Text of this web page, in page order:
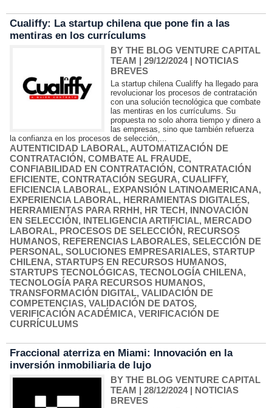
Cualiffy: La startup chilena que pone fin a las
mentiras en los currículums
BY THE BLOG VENTURE CAPITAL
TEAM | 29/12/2024| NOTICIAS
BREVES
La startup chilena Cualiffy ha llegado para
revolucionar los procesos de contratación
con una solución tecnológica que combate
las mentiras en los currículums. Su
propuesta no solo ahorra tiempo y dinero a
las empresas, sino que también refuerza
la confianza en los procesos de selección,...
AUTENTICIDAD LABORAL, AUTOMATIZACIÓN DE
CONTRATACIÓN, COMBATE AL FRAUDE,
CONFIABILIDAD EN CONTRATACIÓN, CONTRATACIÓN
EFICIENTE, CONTRATACIÓN SEGURA, CUALIFFY,
EFICIENCIA LABORAL, EXPANSIÓN LATINOAMERICANA,
EXPERIENCIA LABORAL, HERRAMIENTAS DIGITALES,
HERRAMIENTAS PARA RRHH, HR TECH, INNOVACIÓN
EN SELECCIÓN, INTELIGENCIA ARTIFICIAL, MERCADO
LABORAL, PROCESOS DE SELECCIÓN, RECURSOS
HUMANOS, REFERENCIAS LABORALES, SELECCIÓN DE
PERSONAL, SOLUCIONES EMPRESARIALES, STARTUP
CHILENA, STARTUPS EN RECURSOS HUMANOS,
STARTUPS TECNOLÓGICAS, TECNOLOGÍA CHILENA,
TECNOLOGÍA PARA RECURSOS HUMANOS,
TRANSFORMACIÓN DIGITAL, VALIDACIÓN DE
COMPETENCIAS, VALIDACIÓN DE DATOS,
VERIFICACIÓN ACADÉMICA, VERIFICACIÓN DE
CURRÍCULUMS
Fraccional aterriza en Miami: Innovación en la
inversión inmobiliaria de lujo
BY THE BLOG VENTURE CAPITAL
TEAM | 28/12/2024| NOTICIAS
BREVES